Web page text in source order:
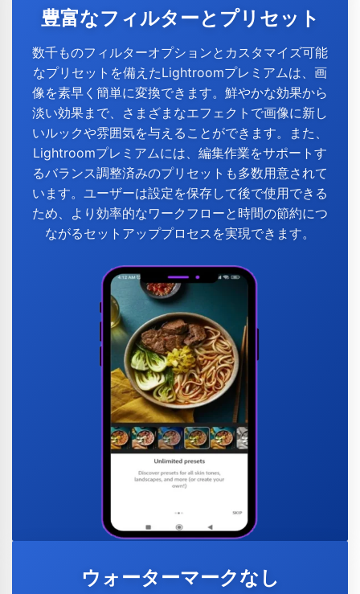
豊富なフィルターとプリセット
数千ものフィルターオプションとカスタマイズ可能
なプリセットを備えたLightroomプレミアムは、画
像を素早く簡単に変換できます。鮮やかな効果から
淡い効果まで、さまざまなエフェクトで画像に新し
いルックや雰囲気を与えることができます。また、
Lightroomプレミアムには、編集作業をサポートす
るバランス調整済みのプリセットも多数用意されて
います。ユーザーは設定を保存して後で使用できる
ため、より効率的なワークフローと時間の節約につ
ながるセットアッププロセスを実現できます。
ウォーターマークなし